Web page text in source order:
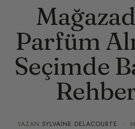
Parfüm
Seçimde
YAZAN SYLVAINE DELACOURTE ·